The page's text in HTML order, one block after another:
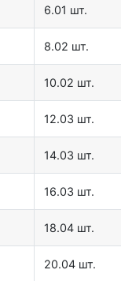
6.01 шт.
8.02 шт.
10.02 шт.
12.03 шт.
14.03 шт.
16.03 шт.
18.04 шт.
20.04 шт.